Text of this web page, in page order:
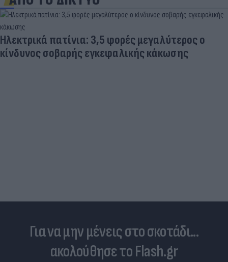
Ηλεκτρικά πατίνια: 3,5 φορές μεγαλύτερος ο
κίνδυνος σοβαρής εγκεφαλικής κάκωσης
Για να μην μένεις στο σκοτάδι...
ακολούθησε το Flash.gr